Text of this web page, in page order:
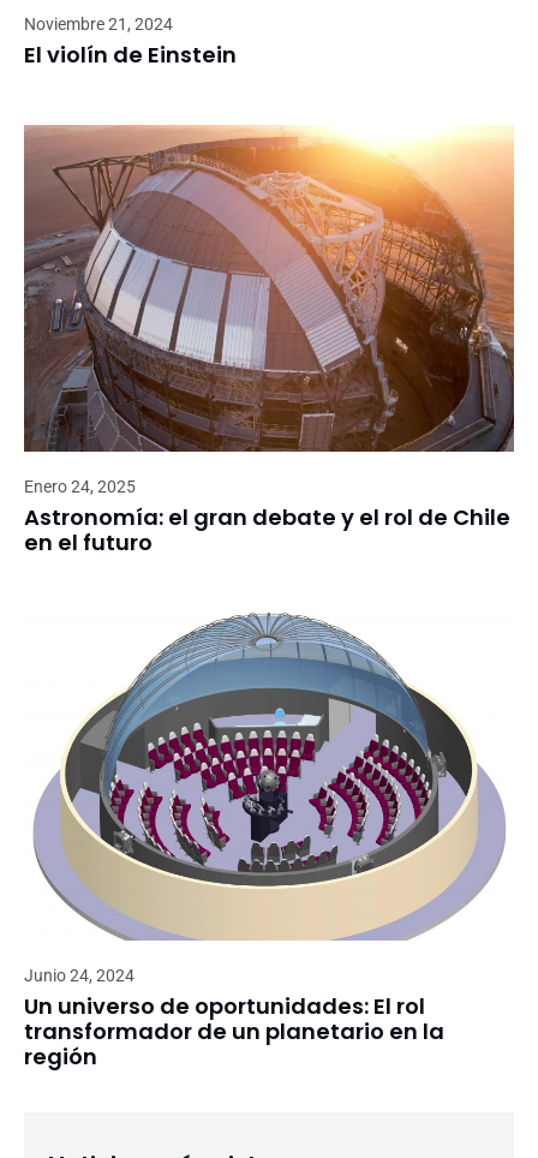
Noviembre 21, 2024
El violín de Einstein
Enero 24, 2025
Astronomía: el gran debate y el rol de Chile
en el futuro
Junio 24, 2024
Un universo de oportunidades: El rol
transformador de un planetario en la
región